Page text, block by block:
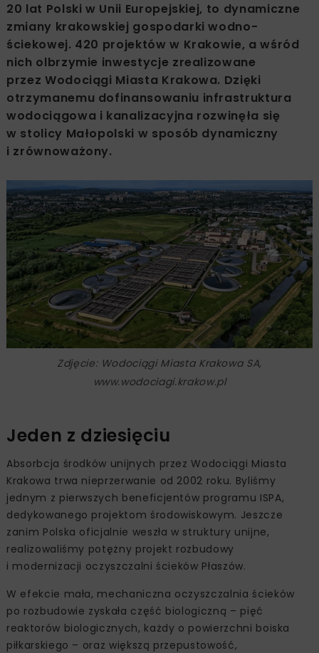
20 lat Polski w Unii Europejskiej, to dynamiczne
zmiany krakowskiej gospodarki wodno-
ściekowej. 420 projektów w Krakowie, a wśród
nich olbrzymie inwestycje zrealizowane
przez Wodociągi Miasta Krakowa. Dzięki
otrzymanemu dofinansowaniu infrastruktura
wodociągowa i kanalizacyjna rozwinęła się
w stolicy Małopolski w sposób dynamiczny
i zrównoważony.
Zdjęcie: Wodociągi Miasta Krakowa SA,
www.wodociagi.krakow.pl
Jeden z dziesięciu
Absorbcja środków unijnych przez Wodociągi Miasta
Krakowa trwa nieprzerwanie od 2002 roku. Byliśmy
jednym z pierwszych beneficjentów programu ISPA,
dedykowanego projektom środowiskowym. Jeszcze
zanim Polska oficjalnie weszła w struktury unijne,
realizowaliśmy potężny projekt rozbudowy
i modernizacji oczyszczalni ścieków Płaszów.
W efekcie mała, mechaniczna oczyszczalnia ścieków
po rozbudowie zyskała część biologiczną – pięć
reaktorów biologicznych, każdy o powierzchni boiska
piłkarskiego – oraz większą przepustowość,